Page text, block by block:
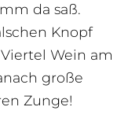
da saß.
Knopf
Wein am
große
Zunge!